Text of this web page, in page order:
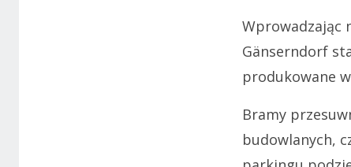
Wprowadzając
Gänserndorf
produkowane
Bramy
budowlanych,